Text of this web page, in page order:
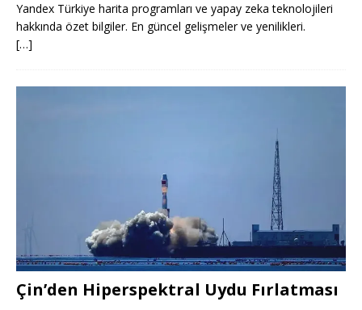
Yandex Türkiye harita programları ve yapay zeka teknolojileri
hakkında özet bilgiler. En güncel gelişmeler ve yenilikleri.
[…]
Çin’den Hiperspektral Uydu Fırlatması